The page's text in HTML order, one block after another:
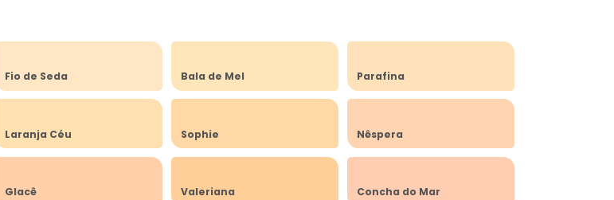
Fio de Seda Bala de Mel Parafina
Laranja Céu Sophie Nêspera
Glacê Valeriana Concha do Mar